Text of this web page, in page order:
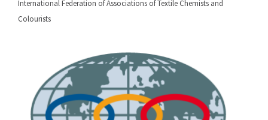
International Federation of Associations of Textile Chemists and
Colourists